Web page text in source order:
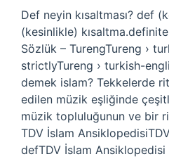
Def neyin kısaltması? def
(kesinlikle)
Sözlük – TurengTureng ›
strictlyTureng › turkish-
demek islam? Tekkelerde
edilen müzik eşliğinde
müzik topluluğunun ve bir
TDV İslam
defTDV İslam